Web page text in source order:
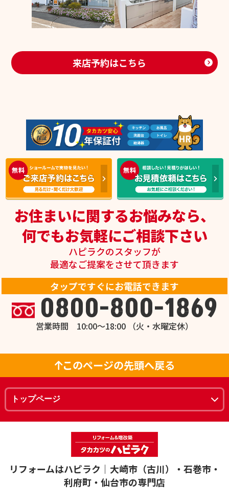
来店予約はこちら
お住まいに関するお悩みなら、
何でもお気軽にご相談下さい
ハピラクのスタッフが
最適なご提案をさせて頂きます
タップですぐにお電話できます
0800-800-1869
営業時間 10:00～18:00 （火・水曜定休）
このページの先頭へ戻る
リフォームはハピラク｜大崎市（古川）・石巻市・
利府町・仙台市の専門店